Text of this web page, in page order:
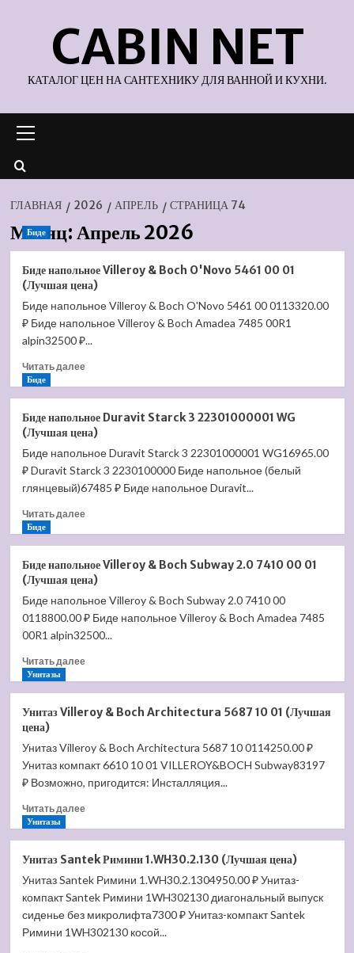
содержимомуCABIN NET
КАТАЛОГ ЦЕН НА САНТЕХНИКУ ДЛЯ ВАННОЙ И КУХНИ.
меню
ГЛАВНАЯ 2026 АПРЕЛЬ СТРАНИЦА 74
Месяц:Апрель 2026
Биде
Биде напольное Villeroy & Boch O'Novo 5461 00 01
(Лучшая цена)
Биде напольное Villeroy & Boch O'Novo 5461 00 0113320.00
₽ Биде напольное Villeroy & Boch Amadea 7485 00R1
alpin32500 ₽...
Читать далееПрочитать
напольное
Villeroy
&
Boch
O'Novo
00
(Лучшая
цена)
Биде
Биде напольное Duravit Starck 3 22301000001 WG
(Лучшая цена)
Биде напольное Duravit Starck 3 22301000001 WG16965.00
₽ Duravit Starck 3 2230100000 Биде напольное (белый
глянцевый)67485 ₽ Биде напольное Duravit...
Читать далееПрочитать
напольное
Duravit
Starck
3
22301000001
(Лучшая
Биде
Биде напольное Villeroy & Boch Subway 2.0 7410 00 01
(Лучшая цена)
Биде напольное Villeroy & Boch Subway 2.0 7410 00
0118800.00 ₽ Биде напольное Villeroy & Boch Amadea 7485
00R1 alpin32500...
Читать далееПрочитать
напольное
&
Boch
Subway
7410
01
(Лучшая
Унитазы
Унитаз Villeroy & Boch Architectura 5687 10 01 (Лучшая
цена)
Унитаз Villeroy & Boch Architectura 5687 10 0114250.00 ₽
Унитаз компакт 6610 10 01 VILLEROY&BOCH Subway83197
₽ Возможно, пригодится: Инсталляция...
Читать далееПрочитать
Унитаз
Villeroy
&
Boch
Architectura
5687
Унитазы
Унитаз Santek Римини 1.WH30.2.130 (Лучшая цена)
Унитаз Santek Римини 1.WH30.2.1304950.00 ₽ Унитаз-
компакт Santek Римини 1WH302130 диагональный выпуск
сиденье без микролифта7300 ₽ Унитаз-компакт Santek
Римини 1WH302130 косой...